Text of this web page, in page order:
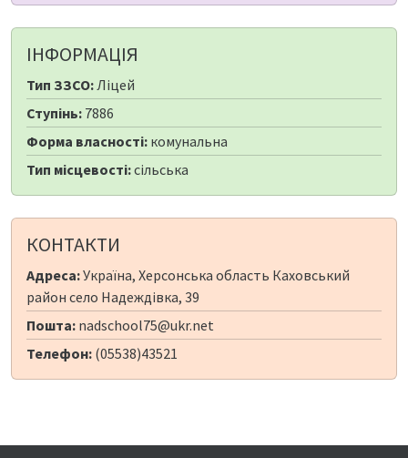
ІНФОРМАЦІЯ
Тип ЗЗСО:Ліцей
Ступінь: 7886
Форма власності: комунальна
Тип місцевості:сільська
КОНТАКТИ
Адреса:Україна, Херсонська область Каховський
район село Надеждівка, 39
Пошта: nadschool75@ukr.net
Телефон: (05538)43521